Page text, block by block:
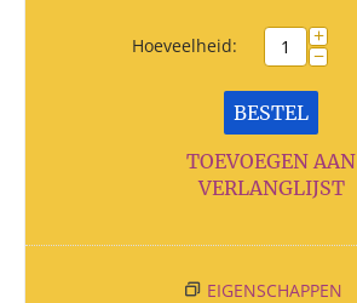
Hoeveelheid: +
−
BESTEL
TOEVOEGEN AAN
VERLANGLIJST
EIGENSCHAPPEN